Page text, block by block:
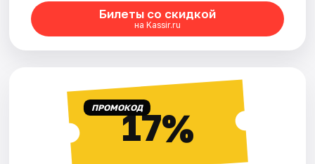
Билеты со скидкой
на Kassir.ru
ПРОМОКОД17%